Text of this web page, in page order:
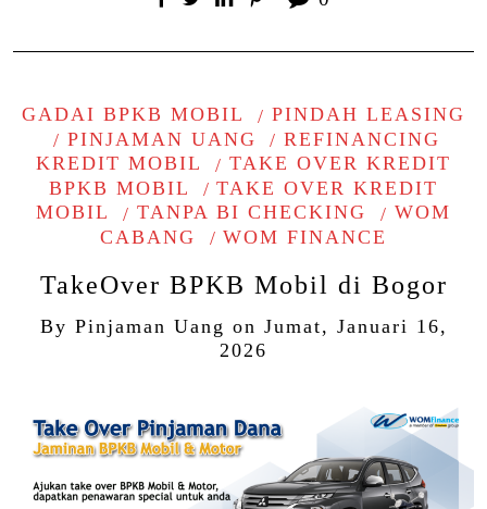
GADAI BPKB MOBIL
PINDAH LEASING
PINJAMAN UANG
REFINANCING
KREDIT MOBIL
TAKE OVER KREDIT
BPKB MOBIL
TAKE OVER KREDIT
MOBIL
TANPA BI CHECKING
WOM
CABANG
WOM FINANCE
TakeOver BPKB Mobil di Bogor
By Pinjaman Uang on Jumat, Januari 16,
2026